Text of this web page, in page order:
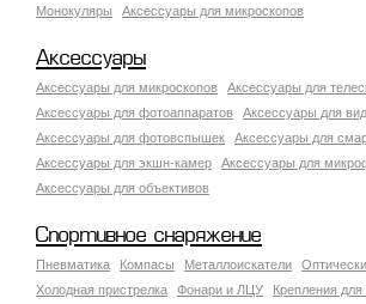
Монокуляры
Аксессуары для микроскопов
Аксессуары
Аксессуары для микроскопов
Аксессуары для
Аксессуары для фотоаппаратов
Аксессуары для
Аксессуары для фотовспышек
Аксессуары для
Аксессуары для экшн-камер
Аксессуары для
Аксессуары для объективов
Спортивное снаряжение
Пневматика Компасы Металлоискатели
Холодная пристрелка
Фонари и ЛЦУ
Крепления